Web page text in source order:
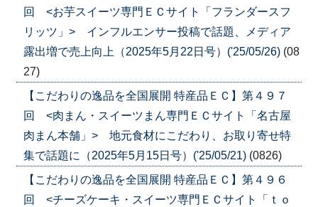
回 <お芋スイーツ専門ＥＣサイト「フランダースフ
リッツ」> インフルエンサー投稿で話題、メディア
露出増で売上向上（2025年5月22日号）('25/05/26) (08
27)
【こだわりの逸品を全国展開 特産品ＥＣ】第４９７
回 <肉まん・スイーツまん専門ＥＣサイト「名古屋
肉まん本舗」> 地元食材にこだわり、お取り寄せ特
集で話題に（2025年5月15日号）('25/05/21) (0826)
【こだわりの逸品を全国展開 特産品ＥＣ】第４９６
回 <チーズケーキ・スイーツ専門ＥＣサイト「ｔｏ